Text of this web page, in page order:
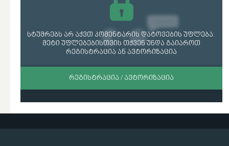
სტუმრებს არ აქვთ კომენტარის დატოვების უფლება.
მეტი უფლებებისთვის თქვენ უნდა გაიაროთ
რეგისტრაცია ან ავტორიზაცია
ᲠᲔᲒᲘᲡᲢᲠᲐᲪᲘᲐ / ᲐᲕᲢᲝᲠᲘᲖᲐᲪᲘᲐ